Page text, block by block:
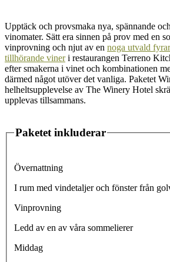
Upptäck och provsmaka nya, spännande
vinomater. Sätt era sinnen på prov med en
vinprovning och njut av en noga utvald
tillhörande vineri restaurangen Terreno
efter smakerna i vinet och kombinationen
därmed något utöver det vanliga. Paketet
helheltsupplevelse av The Winery Hotel
upplevas tillsammans.
Paketet inkluderar
Övernattning
I rum med vindetaljer och fönster från
Vinprovning
Ledd av en av våra sommelierer
Middag